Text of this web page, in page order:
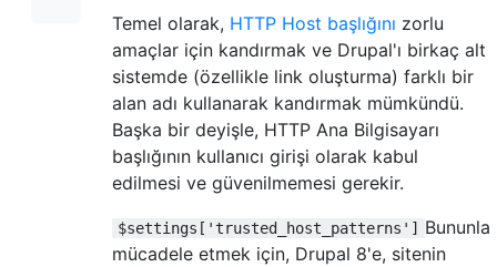
Temel olarak, HTTP Host başlığını zorlu
amaçlar için kandırmak ve Drupal'ı birkaç alt
sistemde (özellikle link oluşturma) farklı bir
alan adı kullanarak kandırmak mümkündü.
Başka bir deyişle, HTTP Ana Bilgisayarı
başlığının kullanıcı girişi olarak kabul
edilmesi ve güvenilmemesi gerekir.
$settings['trusted_host_patterns'] Bununla
mücadele etmek için, Drupal 8'e, sitenin